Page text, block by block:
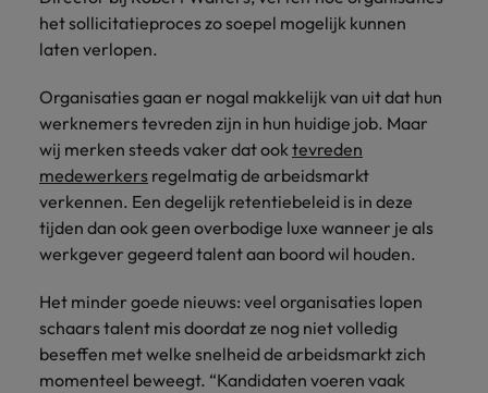
nemen
contact
jou.
Plan een
vrijblijvend
gesprek
in
groei
Sales & Marketing
Werf dynamische
sales- en
marketingprofessionals
aan die jouw
doelstellingen
ondersteunen en
versnellen.
Business
Support
Verbind je
organisatie met
bekwame
administratieve
en support
de efficiëntie
verhogen.
Interim
Nieuw Zeeland
Singapore
Spanje
Taiwan
Thailand
United States
Verenigd Koninkrijk
Vietnam
Interim Management
Carrière-advies
5 essentiële skills voor de HR
Carrière-advies
Herexamens... Nu al solliciteren, of
wachten?
2 op 3 voelt zich niet meer
betrokken bij hun werkplek
Rekruteringsadvies
Controllers zeer gewild, maar er
heerst verwarring over functie-
inhoud
Rekruteringsadvies
De strijd om jong talent wordt
alleen met loon
Werken bij ons
Onze mensen maken het verschil. Lees
hun verhaal en kom alles te weten over
een carrière bij Robert Walters België.
Ontdek meer
Australië
Canada
Chili
Duitsland
Filipijnen
Frankrijk
Hong Kong
Midden-Oosten
Nederland
Nieuw Zeeland
Singapore
Spanje
Taiwan
het sollicitatieproces zo soepel mogelijk kunnen
laten verlopen.
Organisaties gaan er nogal makkelijk van uit dat hun
werknemers tevreden zijn in hun huidige job. Maar
wij merken steeds vaker dat ooktevreden
medewerkers regelmatig de arbeidsmarkt
verkennen. Een degelijk retentiebeleid is in deze
tijden dan ook geen overbodige luxe wanneer je als
werkgever gegeerd talent aan boord wil houden.
Het minder goede nieuws: veel organisaties lopen
schaars talent mis doordat ze nog niet volledig
beseffen met welke snelheid de arbeidsmarkt zich
momenteel beweegt. “Kandidaten voeren vaak